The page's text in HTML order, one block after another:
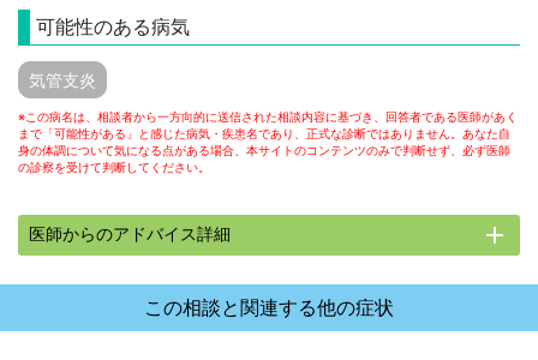
可能性のある病気
気管支炎
※この病名は、相談者から一方向的に送信された相談内容に基づき、回答者である医師があく
まで「可能性がある」と感じた病気・疾患名であり、正式な診断ではありません。あなた自
身の体調について気になる点がある場合、本サイトのコンテンツのみで判断せず、必ず医師
の診察を受けて判断してください。
医師からのアドバイス詳細 add
この相談と関連する他の症状